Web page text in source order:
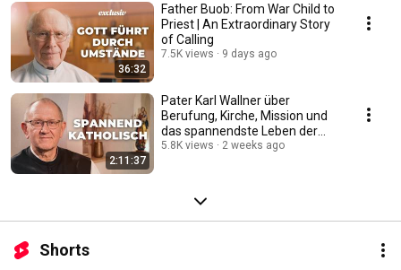
36:32
Father Buob: From War Child to
Priest | An Extraordinary Story
of Calling
7.5K views 9 days ago
2:11:37
Pater Karl Wallner über
Berufung, Kirche, Mission und
das spannendste Leben der
Welt #katholisch
5.8K views 2 weeks ago
Shorts